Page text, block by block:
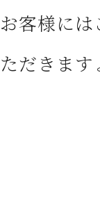
お客様に
ただきま